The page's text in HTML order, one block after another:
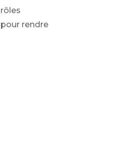
rendre